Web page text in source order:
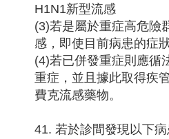
H1N1新型流感
(3)若是屬於重症高危險
感，即使目前病患的症
(4)若已併發重症則應循
重症，並且據此取得疾
費克流感藥物。
41. 若於診間發現以下